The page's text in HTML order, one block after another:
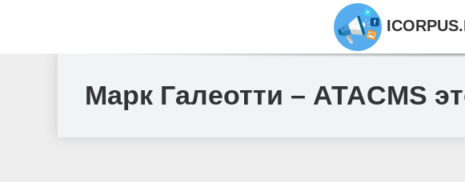
Марк Галеотти – ATACMS